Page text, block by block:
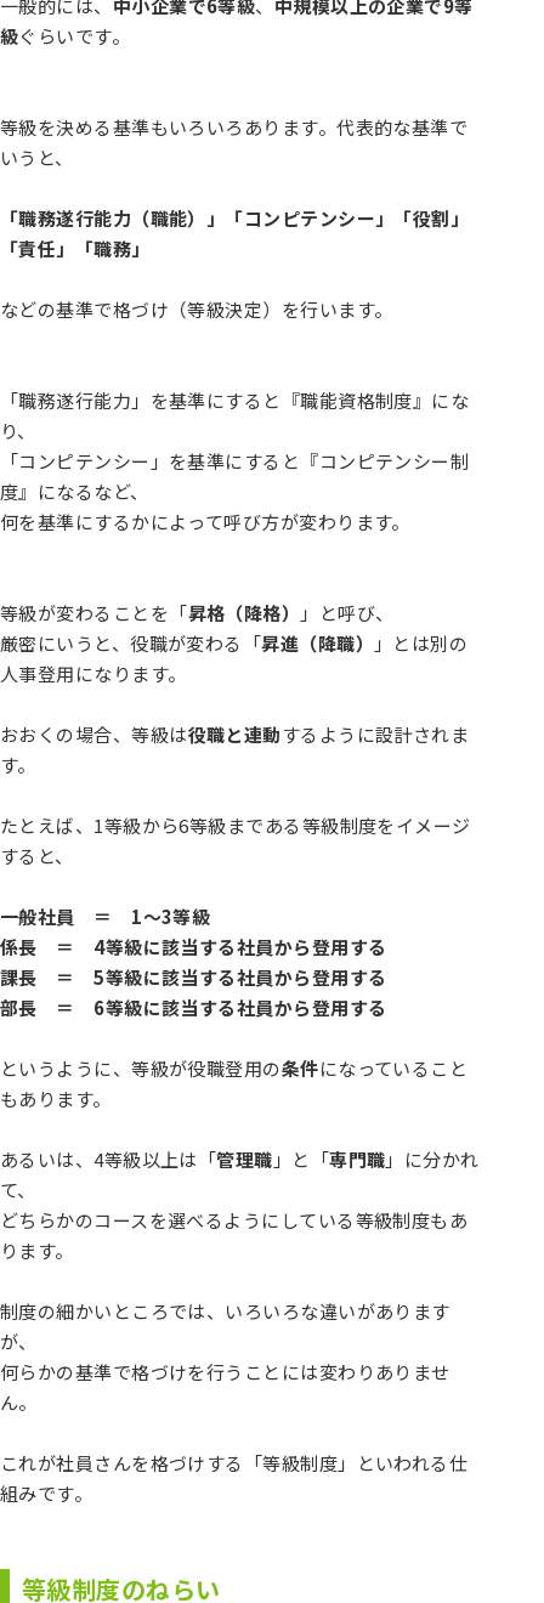
一般的には、 中小企業で6等級、 中規模以上の企業で9等
級ぐらいです。
等級を決める基準もいろいろあります。代表的な基準で
いうと、
「職務遂行能力（職能）」「コンピテンシー」「役割」
「責任」「職務」
などの基準で格づけ（等級決定）を行います。
「職務遂行能力」を基準にすると『職能資格制度』にな
り、
「コンピテンシー」を基準にすると『コンピテンシー制
度』になるなど、
何を基準にするかによって呼び方が変わります。
等級が変わることを「昇格（降格）
」と呼び、
厳密にいうと、役職が変わる「昇進（降職）
」とは別の
人事登用になります。
おおくの場合、等級は役職と連動するように設計されま
す。
たとえば、1等級から6等級まである等級制度をイメージ
すると、
一般社員 ＝ 1～3等級
係長 ＝ 4等級に該当する社員から登用する
課長 ＝ 5等級に該当する社員から登用する
部長 ＝ 6等級に該当する社員から登用する
というように、等級が役職登用の条件になっていること
もあります。
あるいは、4等級以上は「管理職 」と「専門職」に分かれ
て、
どちらかのコースを選べるようにしている等級制度もあ
ります。
制度の細かいところでは、いろいろな違いがあります
が、
何らかの基準で格づけを行うことには変わりありませ
ん。
これが社員さんを格づけする「等級制度」といわれる仕
組みです。
等級制度のねらい